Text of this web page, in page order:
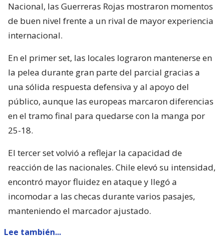
Nacional, las Guerreras Rojas mostraron momentos
de buen nivel frente a un rival de mayor experiencia
internacional.
En el primer set, las locales lograron mantenerse en
la pelea durante gran parte del parcial gracias a
una sólida respuesta defensiva y al apoyo del
público, aunque las europeas marcaron diferencias
en el tramo final para quedarse con la manga por
25-18.
El tercer set volvió a reflejar la capacidad de
reacción de las nacionales. Chile elevó su intensidad,
encontró mayor fluidez en ataque y llegó a
incomodar a las checas durante varios pasajes,
manteniendo el marcador ajustado.
Lee también...